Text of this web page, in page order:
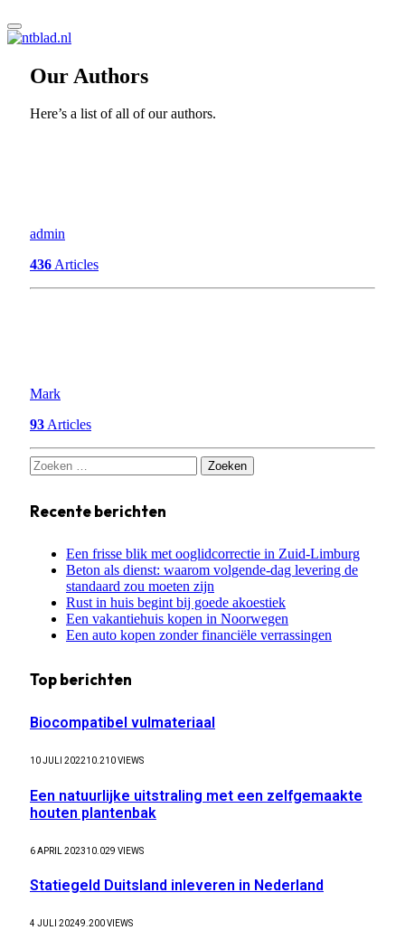
Our Authors
Here’s a list of all of our authors.
admin
436Articles
Mark
93Articles
Zoeken
naar:
Recente berichten
Een frisse blik met ooglidcorrectie in Zuid-Limburg
Beton als dienst: waarom volgende-dag levering de
standaard zou moeten zijn
Rust in huis begint bij goede akoestiek
Een vakantiehuis kopen in Noorwegen
Een auto kopen zonder financiële verrassingen
Top berichten
Biocompatibel vulmateriaal
10 JULI 202210.210VIEWS
Een natuurlijke uitstraling met een zelfgemaakte
houten plantenbak
6 APRIL 202310.029 VIEWS
Statiegeld Duitsland inleveren in Nederland
4 JULI 20249.200VIEWS